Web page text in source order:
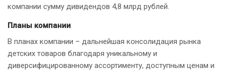
компании сумму дивидендов 4,8 млрд рублей.
Планы компании
В планах компании – дальнейшая консолидация рынка
детских товаров благодаря уникальному и
диверсифицированному ассортименту, доступным ценам и